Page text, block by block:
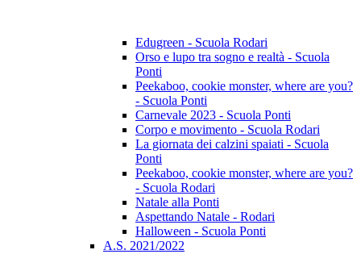
Edugreen - Scuola Rodari
Orso e lupo tra sogno e realtà - Scuola
Ponti
Peekaboo, cookie monster, where are you?
- Scuola Ponti
Carnevale 2023 - Scuola Ponti
Corpo e movimento - Scuola Rodari
La giornata dei calzini spaiati - Scuola
Ponti
Peekaboo, cookie monster, where are you?
- Scuola Rodari
Natale alla Ponti
Aspettando Natale - Rodari
Halloween - Scuola Ponti
A.S. 2021/2022